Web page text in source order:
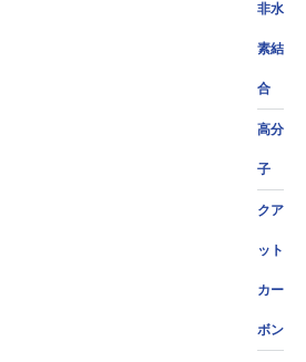
非水
素結
合
高分
子
クア
ット
カー
ボン